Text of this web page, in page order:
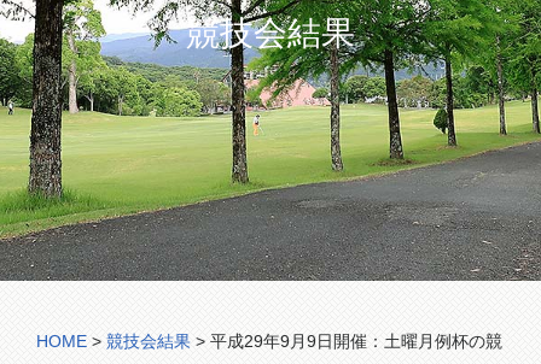
クラブハウス
レストラン
年間スケジュール
宿泊・姉妹コース
アクセス
競技会結果
HOME > 競技会結果 > 平成29年9月9日開催：土曜月例杯の競